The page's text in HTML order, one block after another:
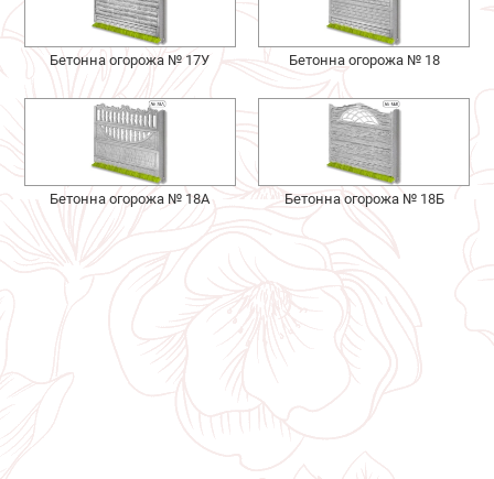
Бетонна огорожа № 17У Бетонна огорожа № 18
Бетонна огорожа № 18А Бетонна огорожа № 18Б